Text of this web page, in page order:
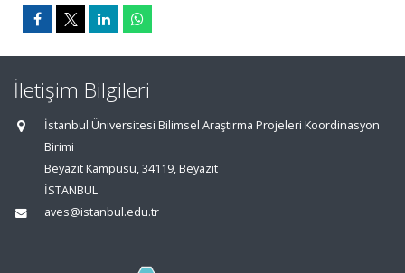
İletişim Bilgileri
İstanbul Üniversitesi Bilimsel Araştırma Projeleri Koordinasyon
Birimi
Beyazıt Kampüsü, 34119, Beyazıt
İSTANBUL
aves@istanbul.edu.tr